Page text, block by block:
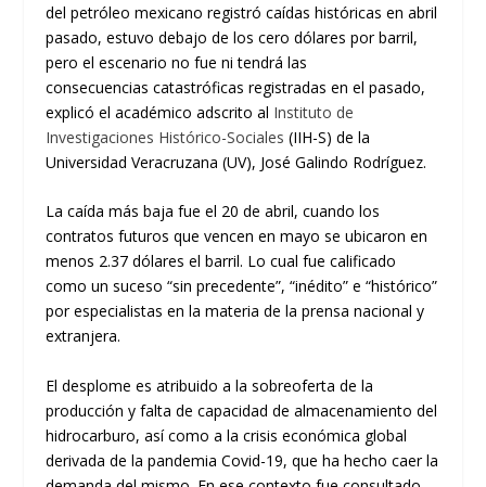
delpetróleomexicanoregistró caídas históricasen abril
pasado,estuvo debajo de los cero dólaresporbarril,
pero el escenario no fue ni tendrá las
consecuenciascatastróficas registradas en el pasado,
explicó elacadémicoadscrito al Instituto de
Investigaciones Histórico-Sociales (IIH-S) de la
Universidad Veracruzana (UV), José Galindo Rodríguez.
La caída más baja fue el 20 de abril, cuando los
contratos futuros que vencen en mayo se ubicaron en
menos 2.37 dólares el barril. Lo cual fue calificado
como un suceso “sin precedente”, “inédito” e “histórico”
por especialistas en la materia de la prensa nacional y
extranjera.
El desplome es atribuido a lasobreoferta de la
producción y falta decapacidad de almacenamiento del
hidrocarburo, así como a la crisis económica global
derivada de la pandemia Covid-19, que ha hecho caer la